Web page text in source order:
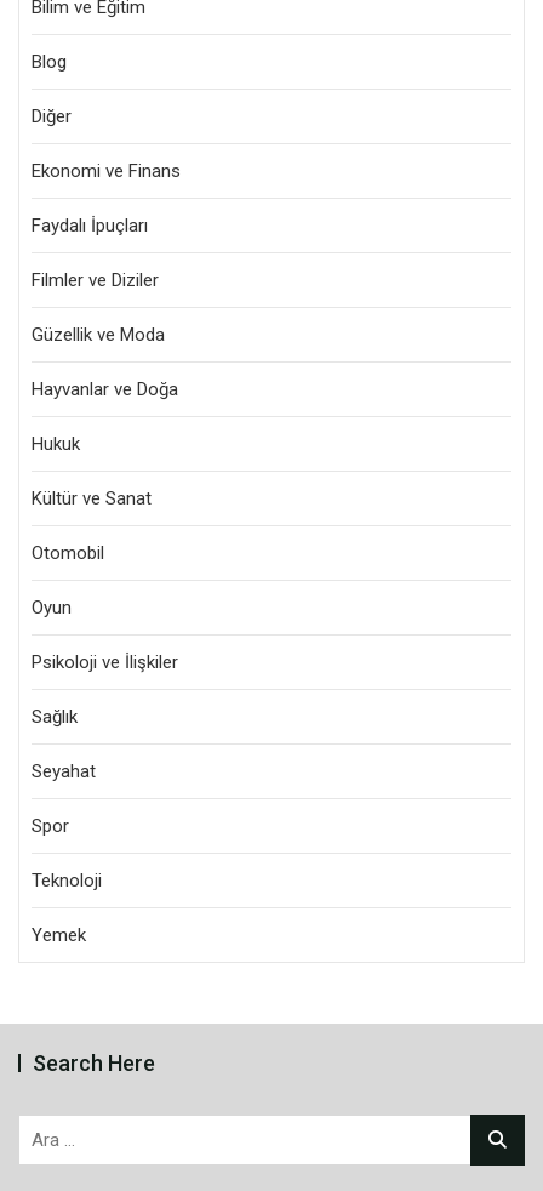
Bilim ve Eğitim
Blog
Diğer
Ekonomi ve Finans
Faydalı İpuçları
Filmler ve Diziler
Güzellik ve Moda
Hayvanlar ve Doğa
Hukuk
Kültür ve Sanat
Otomobil
Oyun
Psikoloji ve İlişkiler
Sağlık
Seyahat
Spor
Teknoloji
Yemek
Search Here
Arama: